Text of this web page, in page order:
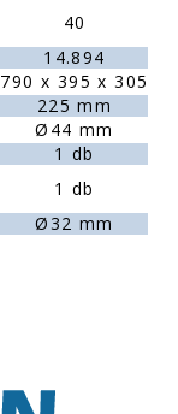
40
14.894
790 x 395 x 305
225 mm
Ø44 mm
1 db
1 db
Ø32 mm